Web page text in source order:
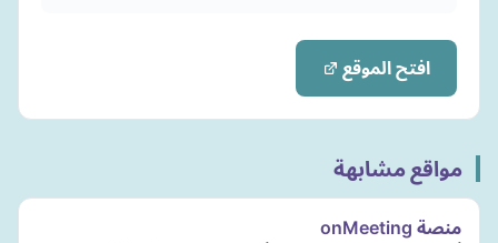
افتح الموقع
مواقع مشابهة
منصة onMeeting